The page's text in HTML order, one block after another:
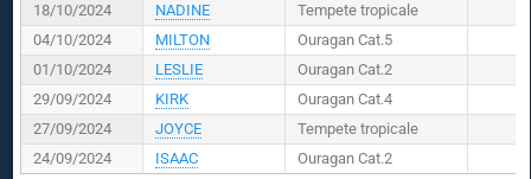
18/10/2024
NADINE
Tempete tropicale
04/10/2024
MILTON
Ouragan Cat.5
01/10/2024
LESLIE
Ouragan Cat.2
29/09/2024
KIRK
Ouragan Cat.4
27/09/2024
JOYCE
Tempete tropicale
24/09/2024
ISAAC Ouragan Cat.2